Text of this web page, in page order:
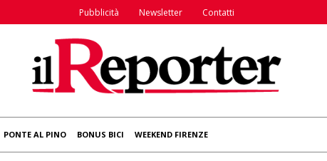
Pubblicità Newsletter Contatti
PONTE AL PINO BONUS BICI WEEKEND FIRENZE